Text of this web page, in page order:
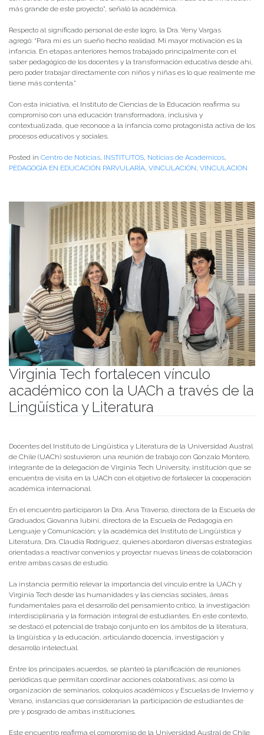
más grande de este proyecto”, señaló la académica.
Respecto al significado personal de este logro, la Dra. Yeny Vargas
agregó: “Para mí es un sueño hecho realidad. Mi mayor motivación es la
infancia. En etapas anteriores hemos trabajado principalmente con el
saber pedagógico de los docentes y la transformación educativa desde ahí,
pero poder trabajar directamente con niños y niñas es lo que realmente me
tiene más contenta.”
Con esta iniciativa, el Instituto de Ciencias de la Educación reafirma su
compromiso con una educación transformadora, inclusiva y
contextualizada, que reconoce a la infancia como protagonista activa de los
procesos educativos y sociales.
Posted in Centro de Noticias, INSTITUTOS, Noticias de Académicos,
PEDAGOGÍA EN EDUCACIÓN PARVULARÍA, VINCULACIÓN, VINCULACION
Virginia Tech fortalecen vínculo
académico con la UACh a través de la
Lingüística y Literatura
Docentes del Instituto de Lingüística y Literatura de la Universidad Austral
de Chile (UACh) sostuvieron una reunión de trabajo con Gonzalo Montero,
integrante de la delegación de Virginia Tech University, institución que se
encuentra de visita en la UACh con el objetivo de fortalecer la cooperación
académica internacional.
En el encuentro participaron la Dra. Ana Traverso, directora de la Escuela de
Graduados; Giovanna Iubini, directora de la Escuela de Pedagogía en
Lenguaje y Comunicación; y la académica del Instituto de Lingüística y
Literatura, Dra. Claudia Rodríguez, quienes abordaron diversas estrategias
orientadas a reactivar convenios y proyectar nuevas líneas de colaboración
entre ambas casas de estudio.
La instancia permitió relevar la importancia del vínculo entre la UACh y
Virginia Tech desde las humanidades y las ciencias sociales, áreas
fundamentales para el desarrollo del pensamiento crítico, la investigación
interdisciplinaria y la formación integral de estudiantes. En este contexto,
se destacó el potencial de trabajo conjunto en los ámbitos de la literatura,
la lingüística y la educación, articulando docencia, investigación y
desarrollo intelectual.
Entre los principales acuerdos, se planteó la planificación de reuniones
periódicas que permitan coordinar acciones colaborativas, así como la
organización de seminarios, coloquios académicos y Escuelas de Invierno y
Verano, instancias que considerarían la participación de estudiantes de
pre y posgrado de ambas instituciones.
Este encuentro reafirma el compromiso de la Universidad Austral de Chile